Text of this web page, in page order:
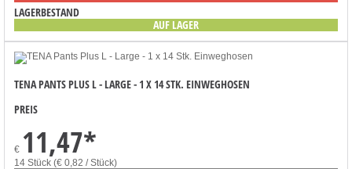
LAGERBESTAND
AUF LAGER
TENA PANTS PLUS L - LARGE - 1 X 14 STK. EINWEGHOSEN
PREIS
€ 11,47*
14 Stück (€ 0,82 / Stück)